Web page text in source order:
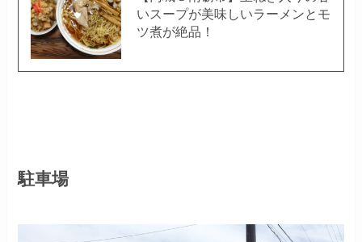
いスープが美味しいラーメンとモ
ツ煮が絶品！
駐車場